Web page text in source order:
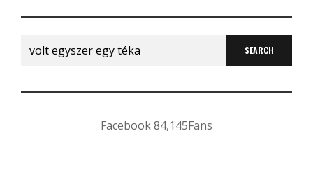
Search
for:
Facebook84,145Fans